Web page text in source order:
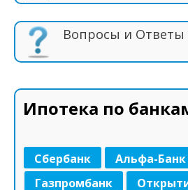
Вопросы и Ответы
Ипотека по
Сбербанк
Альфа-Банк
Газпромбанк